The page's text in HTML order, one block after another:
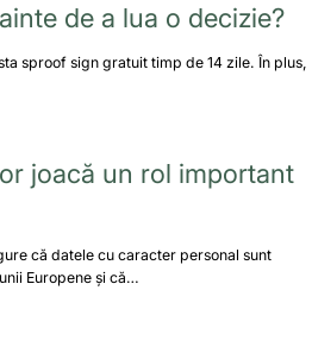
de a lua o decizie?
sproof sign gratuit timp de 14 zile. În plus,
joacă un rol important
că datele cu caracter personal sunt
Europene și că…